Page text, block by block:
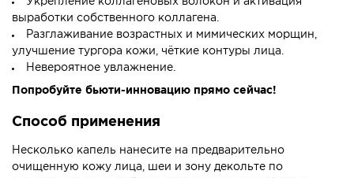
выработки собственного коллагена.
Разглаживание возрастных и мимических морщин,
улучшение тургора кожи, чёткие контуры лица.
Невероятное увлажнение.
Попробуйте бьюти-инновацию прямо сейчас!
Способ применения
Несколько капель нанесите на предварительно
очищенную кожу лица, шеи и зону декольте по